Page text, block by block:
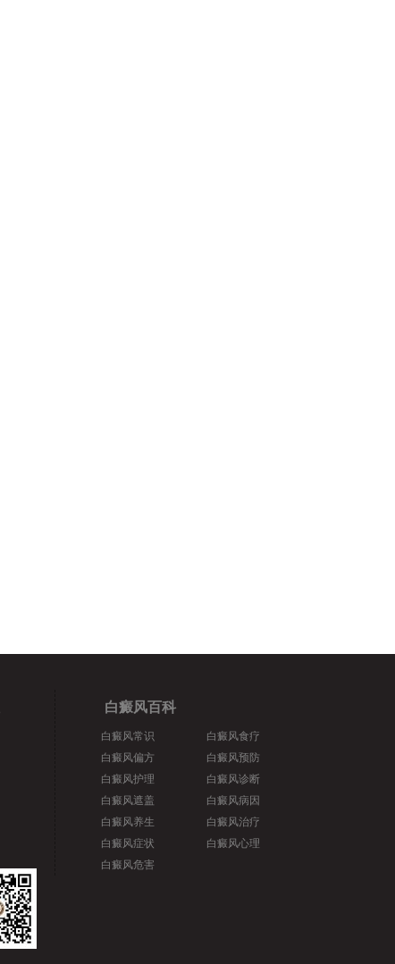
白癜风百科
白癜风常识
白癜风偏方
白癜风护理
白癜风遮盖
白癜风养生
白癜风症状
白癜风危害
白癜风食疗
白癜风预防
白癜风诊断
白癜风病因
白癜风治疗
白癜风心理